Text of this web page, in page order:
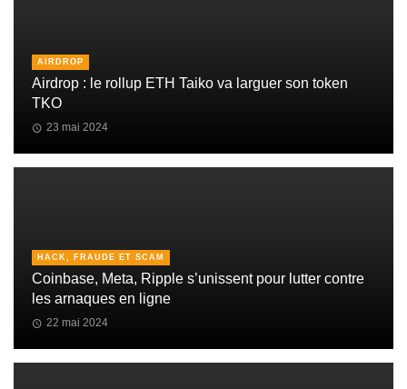
AIRDROP
Airdrop : le rollup ETH Taiko va larguer son token
TKO
23 mai 2024
HACK, FRAUDE ET SCAM
Coinbase, Meta, Ripple s’unissent pour lutter contre
les arnaques en ligne
22 mai 2024